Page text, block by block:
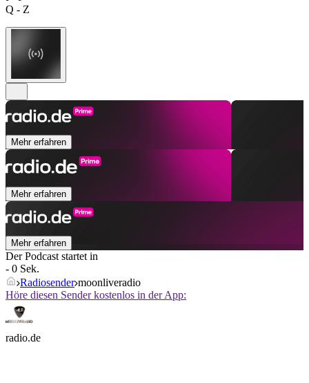
Q - Z
Mehr erfahren
Mehr erfahren
Mehr erfahren
Der Podcast startet in
- 0 Sek.
Radiosender moonliveradio
Höre diesen Sender kostenlos in der App:
radio.de